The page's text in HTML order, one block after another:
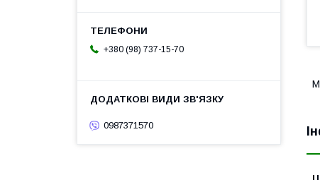
+380 (98) 737-15-70
0987371570